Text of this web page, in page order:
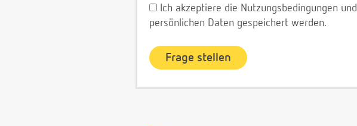
Ich akzeptiere die Nutzungsbedingungen und
persönlichen Daten gespeichert werden.